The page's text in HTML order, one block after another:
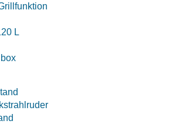
L